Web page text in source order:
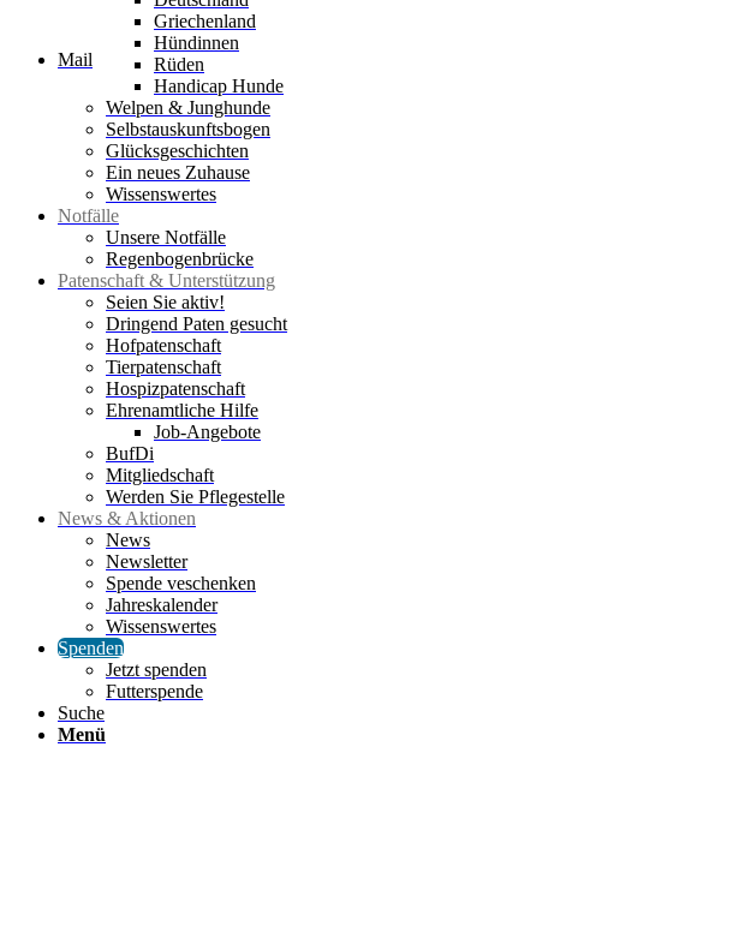
Mail
Griechenland
Hündinnen
Rüden
Handicap Hunde
Welpen & Junghunde
Selbstauskunftsbogen
Glücksgeschichten
Ein neues Zuhause
Wissenswertes
Notfälle
Unsere Notfälle
Regenbogenbrücke
Patenschaft & Unterstützung
Seien Sie aktiv!
Dringend Paten gesucht
Hofpatenschaft
Tierpatenschaft
Hospizpatenschaft
Ehrenamtliche Hilfe
Job-Angebote
BufDi
Mitgliedschaft
Werden Sie Pflegestelle
News & Aktionen
News
Newsletter
Spende veschenken
Jahreskalender
Wissenswertes
Spenden
Jetzt spenden
Futterspende
Suche
Menü